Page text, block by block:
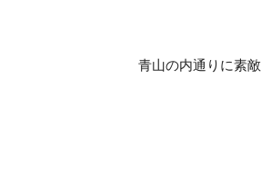
青山の内通りに素